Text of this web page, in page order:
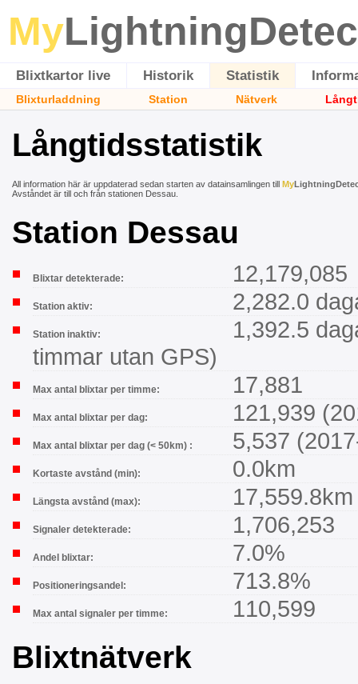
My
Blixtkartor live Historik Statistik
Blixturladdning Station Nätverk
Långtidsstatistik
All information här är uppdaterad sedan starten av datainsamlingen till My
Avståndet är till och från stationen Dessau.
Station Dessau
Blixtar detekterade: 12,179,085
Station aktiv: 2,282.0
Station inaktiv:
1,392.5
timmar utan GPS)
Max antal blixtar per timme: 17,881
Max antal blixtar per dag: 121,939
Max antal blixtar per dag (< 50km) : 5,537
Kortaste avstånd (min): 0.0km
Längsta avstånd (max): 17,559.8km
Signaler detekterade: 1,706,253
Andel blixtar: 7.0%
Positioneringsandel: 713.8%
Max antal signaler per timme: 110,599
Blixtnätverk